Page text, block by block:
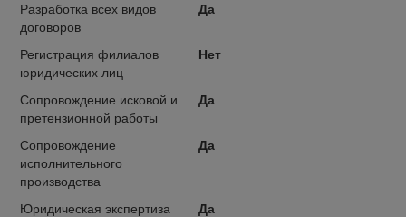
Разработка всех видов
договоров
Да
Регистрация филиалов
юридических лиц
Нет
Сопровождение исковой и
претензионной работы
Да
Сопровождение
исполнительного
производства
Да
Юридическая экспертиза
Да